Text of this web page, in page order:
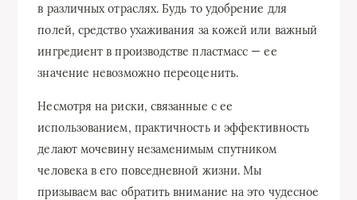
в различных отраслях. Будь то удобрение для
полей, средство ухаживания за кожей или важный
ингредиент в производстве пластмасс — ее
значение невозможно переоценить.
Несмотря на риски, связанные с ее
использованием, практичность и эффективность
делают мочевину незаменимым спутником
человека в его повседневной жизни. Мы
призываем вас обратить внимание на это чудесное